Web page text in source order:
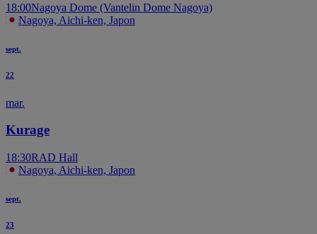
18:00Nagoya Dome (Vantelin Dome Nagoya)
Nagoya, Aichi-ken, Japon
sept.
22
mar.
Kurage
18:30RAD Hall
Nagoya, Aichi-ken, Japon
sept.
23